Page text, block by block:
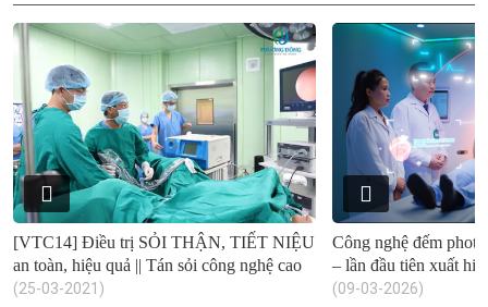
[VTC14] Điều trị SỎI THẬN, TIẾT NIỆU
an toàn, hiệu quả || Tán sỏi công nghệ cao
(25-03-2021)
Công nghệ đếm
– lần đầu tiên xuất
(09-03-2026)